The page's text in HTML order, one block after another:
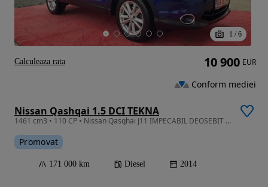
1 / 6
Nissan Qashqai 1.5 DCI TEKNA
1461 cm3 • 110 CP • Nissan Qasqhai J11 IMPECABIL DEOSEBIT Navi/Gps GARANȚIE/RevizieGR/Rate
Promovat
171 000 km Diesel 2014
10 900 EUR
Conform mediei
Calculeaza rata